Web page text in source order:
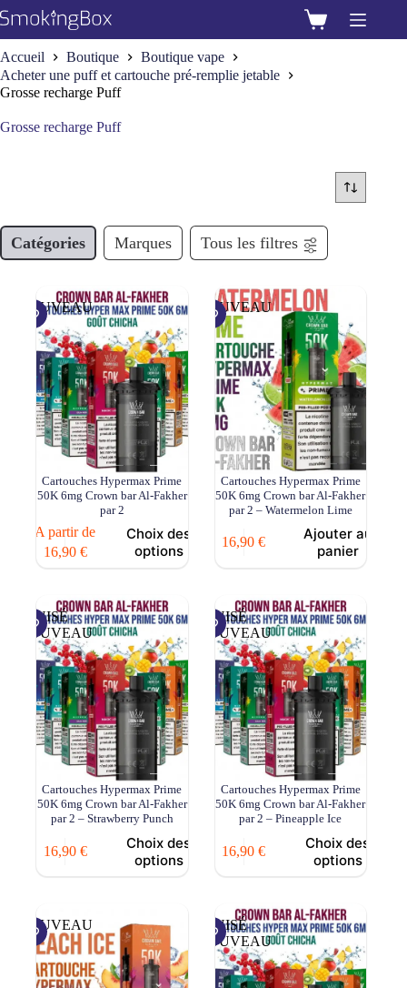
Passer
au
contenu
Panier
d’achat
Accueil
Boutique
Boutique vape
Acheter une puff et cartouche pré-remplie jetable
Grosse recharge Puff
Grosse recharge Puff
Catégories Marques Tous les filtres
NOUVEAU
Cartouches Hypermax Prime
50K 6mg Crown bar Al-Fakher
par 2
A partir de
16,90 €
Choix des
options
Ce
produit
Les
options
peuvent
être
choisies
sur
page
produit
NOUVEAU
Cartouches Hypermax Prime
50K 6mg Crown bar Al-Fakher
par 2 – Watermelon Lime
16,90€
Ajouter au
panier
ÉPUISÉ
NOUVEAU
Cartouches Hypermax Prime
50K 6mg Crown bar Al-Fakher
par 2 – Strawberry Punch
16,90 €
Choix des
options
ÉPUISÉ
NOUVEAU
Cartouches Hypermax Prime
50K 6mg Crown bar Al-Fakher
par 2 – Pineapple Ice
16,90€
Choix des
options
NOUVEAU
ÉPUISÉ
NOUVEAU